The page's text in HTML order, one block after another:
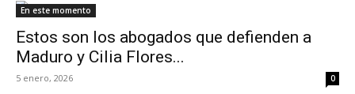
En este momento
Estos son los abogados que defienden a
Maduro y Cilia Flores...
5 enero, 2026 0